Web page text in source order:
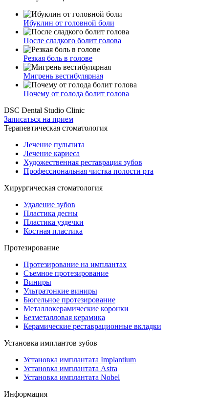
Ибуклин от головной боли
После сладкого болит голова
Резкая боль в голове
Мигрень вестибулярная
Почему от голода болит голова
DSC Dental Studio Clinic
Записаться на прием
Терапевтическая стоматология
Лечение пульпита
Лечение кариеса
Художественная реставрация зубов
Профессиональная чистка полости рта
Хирургическая стоматология
Удаление зубов
Пластика десны
Пластика уздечки
Костная пластика
Протезирование
Протезирование на имплантах
Съемное протезирование
Виниры
Ультратонкие виниры
Бюгельное протезирование
Металлокерамические коронки
Безметалловая керамика
Керамические реставрационные вкладки
Установка имплантов зубов
Установка имплантата Implantium
Установка имплантата Astra
Установка имплантата Nobel
Информация